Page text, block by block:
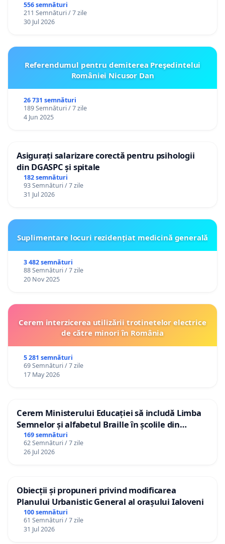
556 semnături
211 Semnături / 7 zile
30 Jul 2026
Referendumul pentru demiterea Preşedintelui
României Nicusor Dan
26 731 semnături
189 Semnături / 7 zile
4 Jun 2025
Asigurați salarizare corectă pentru psihologii
din DGASPC și spitale
182 semnături
93 Semnături / 7 zile
31 Jul 2026
Suplimentare locuri rezidențiat medicină generală
3 482 semnături
88 Semnături / 7 zile
20 Nov 2025
Cerem interzicerea utilizării trotinetelor electrice
de către minori în România
5 281 semnături
69 Semnături / 7 zile
17 May 2026
Cerem Ministerului Educației să includă Limba
Semnelor și alfabetul Braille în școlile din
Republica Moldova!
169 semnături
62 Semnături / 7 zile
26 Jul 2026
Obiecții și propuneri privind modificarea
Planului Urbanistic General al orașului Ialoveni
100 semnături
61 Semnături / 7 zile
31 Jul 2026